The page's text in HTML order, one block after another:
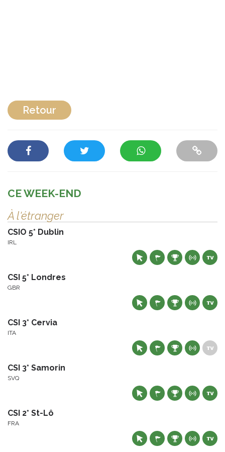
Retour
CE WEEK-END
À l'étranger
CSIO 5* Dublin
IRL
CSI 5* Londres
GBR
CSI 3* Cervia
ITA
CSI 3* Samorin
SVQ
CSI 2* St-Lô
FRA